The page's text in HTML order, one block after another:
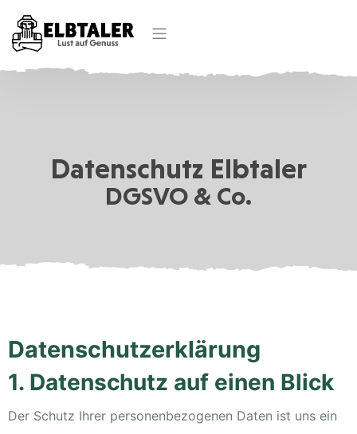
Datenschutz Elbtaler
DGSVO & Co.
Datenschutzerklärung
1. Datenschutz auf einen Blick
Der Schutz Ihrer personenbezogenen Daten ist uns ein